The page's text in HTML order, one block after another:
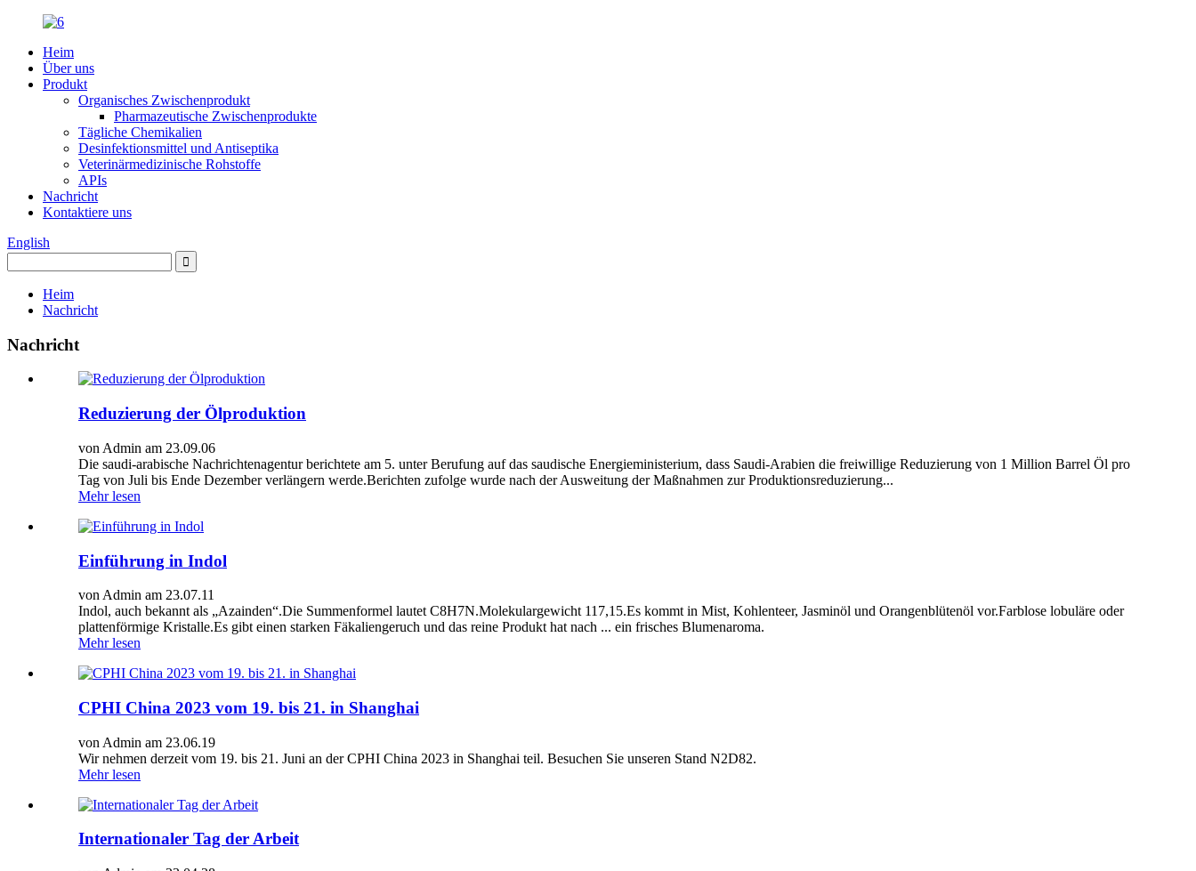
Heim
Über uns
Produkt
Organisches Zwischenprodukt
Pharmazeutische Zwischenprodukte
Tägliche Chemikalien
Desinfektionsmittel und Antiseptika
Veterinärmedizinische Rohstoffe
APIs
Nachricht
Kontaktiere uns
English
Heim
Nachricht
Nachricht
Reduzierung der Ölproduktion
von Admin am 23.09.06
Die saudi-arabische Nachrichtenagentur berichtete am 5. unter Berufung auf das saudische Energieministerium, dass Saudi-Arabien die freiwillige Reduzierung von 1 Million Barrel Öl pro
Tag von Juli bis Ende Dezember verlängern werde.Berichten zufolge wurde nach der Ausweitung der Maßnahmen zur Produktionsreduzierung...
Mehr lesen
Einführung in Indol
von Admin am 23.07.11
Indol, auch bekannt als „Azainden“.Die Summenformel lautet C8H7N.Molekulargewicht 117,15.Es kommt in Mist, Kohlenteer, Jasminöl und Orangenblütenöl vor.Farblose lobuläre oder
plattenförmige Kristalle.Es gibt einen starken Fäkaliengeruch und das reine Produkt hat nach ... ein frisches Blumenaroma.
Mehr lesen
CPHI China 2023 vom 19. bis 21. in Shanghai
von Admin am 23.06.19
Wir nehmen derzeit vom 19. bis 21. Juni an der CPHI China 2023 in Shanghai teil. Besuchen Sie unseren Stand N2D82.
Mehr lesen
Internationaler Tag der Arbeit